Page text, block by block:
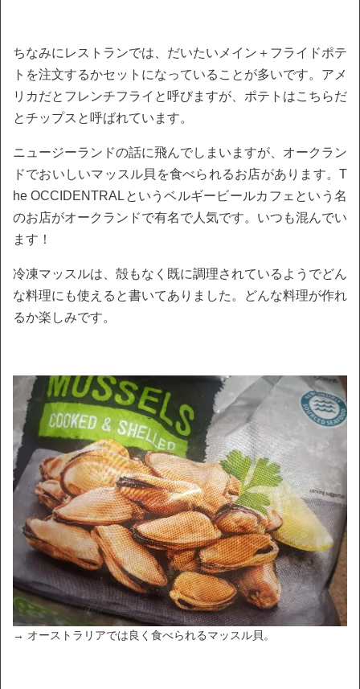
ちなみにレストランでは、だいたいメイン＋フライドポテ
トを注文するかセットになっていることが多いです。アメ
リカだとフレンチフライと呼びますが、ポテトはこちらだ
とチップスと呼ばれています。
ニュージーランドの話に飛んでしまいますが、オークラン
ドでおいしいマッスル貝を食べられるお店があります。T
he OCCIDENTRALというベルギービールカフェという名
のお店がオークランドで有名で人気です。いつも混んでい
ます！
冷凍マッスルは、殻もなく既に調理されているようでどん
な料理にも使えると書いてありました。どんな料理が作れ
るか楽しみです。
→ オーストラリアでは良く食べられるマッスル貝。